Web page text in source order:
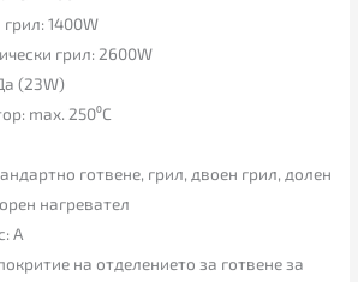
1400W
грил: 2600W
(23W)
max. 250⁰C
готвене, грил, двоен грил, долен
нагревател
А
на отделението за готвене за